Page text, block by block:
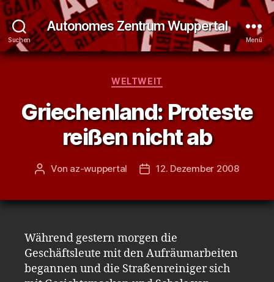
Suchen
Autonomes Zentrum Wuppertal
Menü
Kategorien
WELTWEIT
Griechenland: Proteste
reißen nicht ab
Beitragsautor
Von az-wuppertal Veröffentlichungsdatum
12. Dezember 2008
Während gestern morgen die
Geschäftsleute mit den Aufräumarbeiten
begannen und die Straßenreiniger sich